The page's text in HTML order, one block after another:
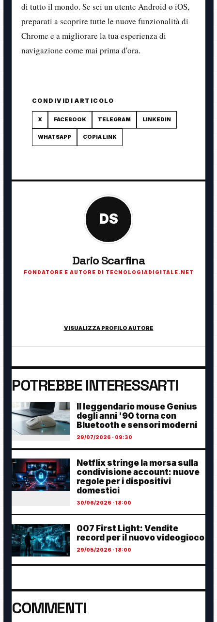
di tutto il mondo. Se sei un utente Android o iOS,
preparati a scoprire tutte le nuove funzionalità di
Chrome e a migliorare la tua esperienza di
navigazione come mai prima d'ora.
CONDIVIDI ARTICOLO
X FACEBOOK TELEGRAM LINKEDIN
WHATSAPP COPIA LINK
DS
Dario Scarfina
FONDATORE E AUTORE DI TECNOLOGIADIGITALE.NET
VISUALIZZA PROFILO AUTORE
POTREBBE INTERESSARTI
Il leggendario mouse Genius
degli anni '90 torna con
Bluetooth e sensori moderni
29/07/2026 · 09:30
Netflix stringe la morsa sulla
condivisione account: nuove
regole per i dispositivi
domestici
30/06/2026 · 18:00
007 First Light: Vendite
record per il nuovo videogioco
29/05/2026 · 18:00
COMMENTI